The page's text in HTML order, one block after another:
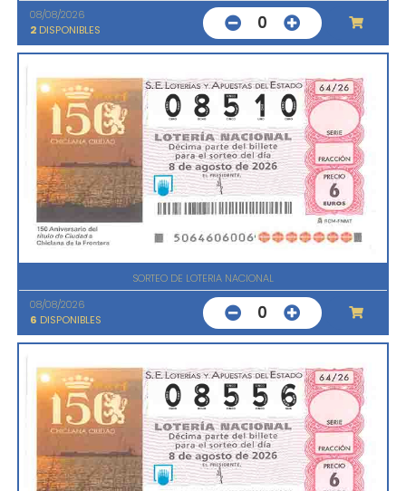
08/08/2026
2 DISPONIBLES 0
SORTEO DE LOTERIA NACIONAL
08/08/2026
6 DISPONIBLES 0